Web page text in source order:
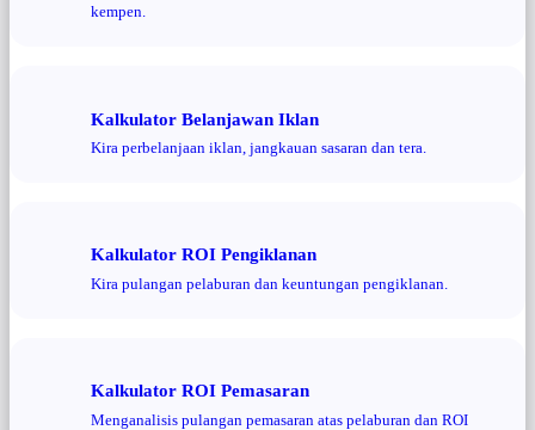
kempen.
Kalkulator Belanjawan Iklan
Kira perbelanjaan iklan, jangkauan sasaran dan tera.
Kalkulator ROI Pengiklanan
Kira pulangan pelaburan dan keuntungan pengiklanan.
Kalkulator ROI Pemasaran
Menganalisis pulangan pemasaran atas pelaburan dan ROI